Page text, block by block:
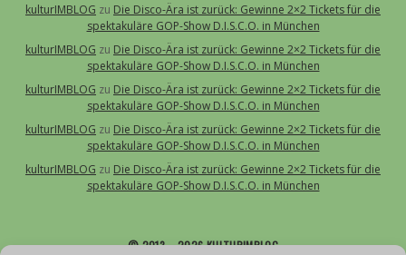
kulturIMBLOG zu Die Disco-Ära ist zurück: Gewinne 2×2 Tickets für die
spektakuläre GOP-Show D.I.S.C.O. in München
kulturIMBLOG zu Die Disco-Ära ist zurück: Gewinne 2×2 Tickets für die
spektakuläre GOP-Show D.I.S.C.O. in München
kulturIMBLOG zu Die Disco-Ära ist zurück: Gewinne 2×2 Tickets für die
spektakuläre GOP-Show D.I.S.C.O. in München
kulturIMBLOG zu Die Disco-Ära ist zurück: Gewinne 2×2 Tickets für die
spektakuläre GOP-Show D.I.S.C.O. in München
kulturIMBLOG zu Die Disco-Ära ist zurück: Gewinne 2×2 Tickets für die
spektakuläre GOP-Show D.I.S.C.O. in München
© 2013 – 2026 KULTURIMBLOG